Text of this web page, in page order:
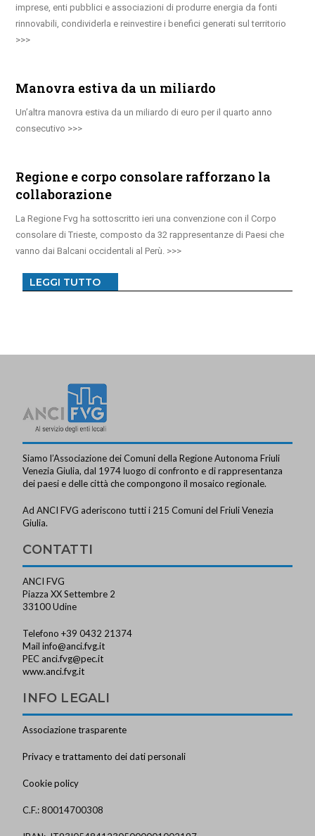
imprese, enti pubblici e associazioni di produrre energia da fonti
rinnovabili, condividerla e reinvestire i benefici generati sul territorio
Manovra estiva da un miliardo
Un’altra manovra estiva da un miliardo di euro per il quarto anno
consecutivo
Regione e corpo consolare rafforzano la
collaborazione
La Regione Fvg ha sottoscritto ieri una convenzione con il Corpo
consolare di Trieste, composto da 32 rappresentanze di Paesi che
vanno dai Balcani occidentali al Perù.
LEGGI TUTTO
Siamo l’Associazione dei Comuni della Regione Autonoma Friuli
Venezia Giulia, dal 1974 luogo di confronto e di rappresentanza
dei paesi e delle città che compongono il mosaico regionale.
Ad ANCI FVG aderiscono tutti i 215 Comuni del Friuli Venezia
Giulia.
CONTATTI
ANCI FVG
Piazza XX Settembre 2
33100 Udine
Telefono +39 0432 21374
Mailinfo@anci.fvg.it
PEC anci.fvg@pec.it
www.anci.fvg.it
INFO LEGALI
Associazione trasparente
Privacy e trattamento dei dati personali
Cookie policy
C.F.: 80014700308